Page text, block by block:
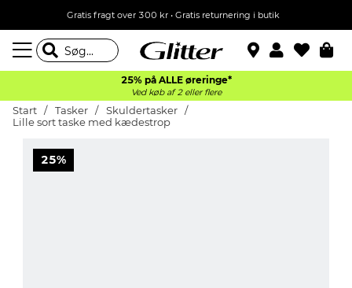
Gratis fragt over 300 kr • Gratis returnering i butik
25% på ALLE øreringe*
Ved køb af 2 eller flere
Start Tasker
Skuldertasker
Lille sort taske med kædestrop
25%